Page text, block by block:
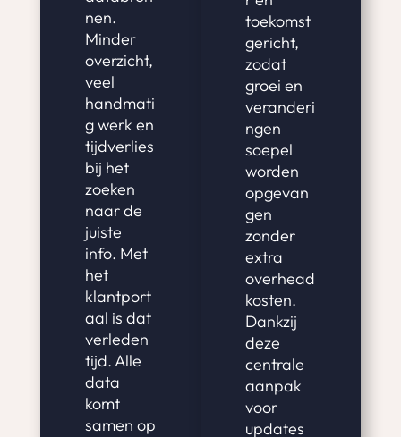
nen.
Minder
overzicht,
veel
handmati
g werk en
tijdverlies
bij het
zoeken
naar de
juiste
info. Met
het
klantport
aal is dat
verleden
tijd. Alle
data
komt
samen op
toekomst
gericht,
zodat
groei en
veranderi
ngen
soepel
worden
opgevan
gen
zonder
extra
overhead
kosten.
Dankzij
deze
centrale
aanpak
voor
updates